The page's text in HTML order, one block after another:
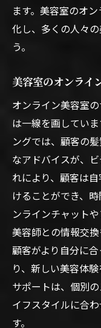
ます。美容室のオ
化し、多くの人々
う。
美容室のオンライ
オンライン美容室
は一線を画してい
ングでは、顧客の
なアドバイスが、
れにより、顧客は
けることができ、
ンラインチャット
美容師との情報交換
顧客がより自分に
り、新しい美容体
サポートは、個別
イフスタイルに合
す。